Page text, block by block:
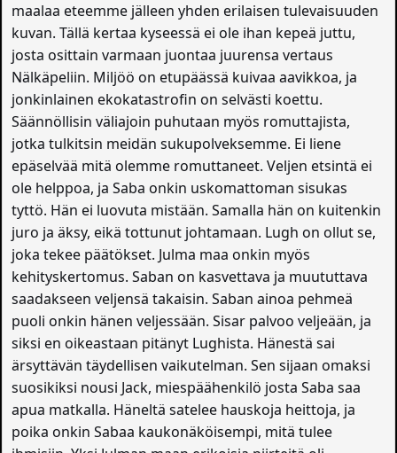
maalaa eteemme jälleen yhden erilaisen tulevaisuuden
kuvan. Tällä kertaa kyseessä ei ole ihan kepeä juttu,
josta osittain varmaan juontaa juurensa vertaus
Nälkäpeliin. Miljöö on etupäässä kuivaa aavikkoa, ja
jonkinlainen ekokatastrofin on selvästi koettu.
Säännöllisin väliajoin puhutaan myös romuttajista,
jotka tulkitsin meidän sukupolveksemme. Ei liene
epäselvää mitä olemme romuttaneet. Veljen etsintä ei
ole helppoa, ja Saba onkin uskomattoman sisukas
tyttö. Hän ei luovuta mistään. Samalla hän on kuitenkin
juro ja äksy, eikä tottunut johtamaan. Lugh on ollut se,
joka tekee päätökset. Julma maa onkin myös
kehityskertomus. Saban on kasvettava ja muututtava
saadakseen veljensä takaisin. Saban ainoa pehmeä
puoli onkin hänen veljessään. Sisar palvoo veljeään, ja
siksi en oikeastaan pitänyt Lughista. Hänestä sai
ärsyttävän täydellisen vaikutelman. Sen sijaan omaksi
suosikiksi nousi Jack, miespäähenkilö josta Saba saa
apua matkalla. Häneltä satelee hauskoja heittoja, ja
poika onkin Sabaa kaukonäköisempi, mitä tulee